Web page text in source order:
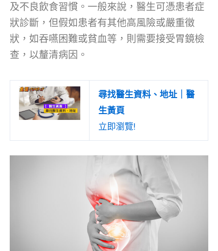
及不良飲食習慣。一般來說，醫生可憑患者症
狀診斷，但假如患者有其他高風險或嚴重徵
狀，如吞嚥困難或貧血等，則需要接受胃鏡檢
查，以釐清病因。
尋找醫生資料、地址｜醫
生黃頁
立即瀏覽!